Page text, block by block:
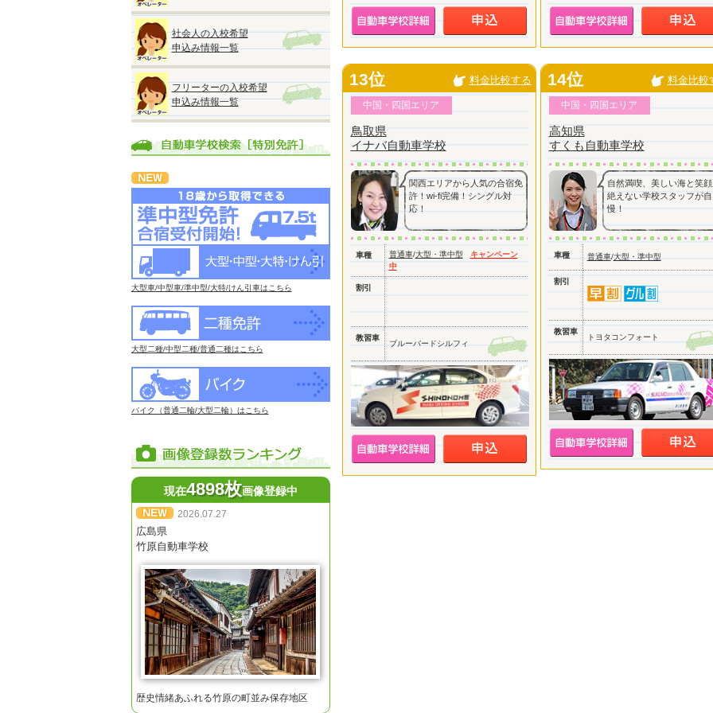
社会人の入校希望
申込み情報一覧
フリーターの入校希望
申込み情報一覧
大型車/中型車/準中型/大特/けん引車はこちら
大型二種/中型二種/普通二種はこちら
バイク（普通二輪/大型二輪）はこちら
現在4898枚画像登録中
2026.07.27
広島県
竹原自動車学校
歴史情緒あふれる竹原の町並み保存地区
13位 料金比較する
中国・四国エリア
鳥取県
イナバ自動車学校
関西エリアから人気の合宿免
許！wi-fi完備！シングル対
応！
車種 普通車/大型・準中型
キャンペーン
中
割引
教習車
ブルーバードシルフィ
14位 料金比較
中国・四国エリア
高知県
すくも自動車学校
自然満喫、美しい海と笑
絶えない学校スタッフが自
慢！
車種 普通車/大型・準中型
割引
教習車
トヨタコンフォート